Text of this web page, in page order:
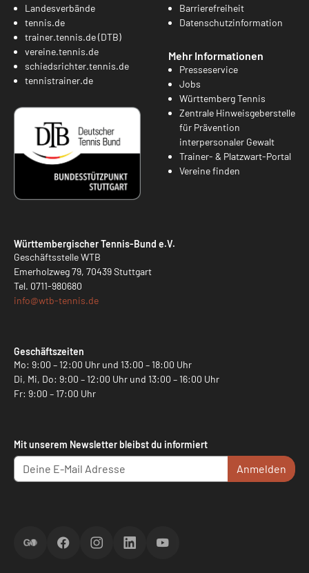
Landesverbände
tennis.de
trainer.tennis.de (DTB)
vereine.tennis.de
schiedsrichter.tennis.de
tennistrainer.de
Barrierefreiheit
Datenschutzinformation
Mehr Informationen
Presseservice
Jobs
Württemberg Tennis
Zentrale Hinweisgeberstelle
für Prävention
interpersonaler Gewalt
Trainer- & Platzwart-Portal
Vereine finden
Württembergischer Tennis-Bund e.V.
Geschäftsstelle WTB
Emerholzweg 79, 70439 Stuttgart
Tel. 0711-980680
info@wtb-tennis.de
Geschäftszeiten
Mo: 9:00 – 12:00 Uhr und 13:00 – 18:00 Uhr
Di, Mi, Do: 9:00 – 12:00 Uhr und 13:00 – 16:00 Uhr
Fr: 9:00 – 17:00 Uhr
Mit unserem Newsletter bleibst du informiert
Anmelden
ScoreGOFacebookInstagramLinkedInYouTube